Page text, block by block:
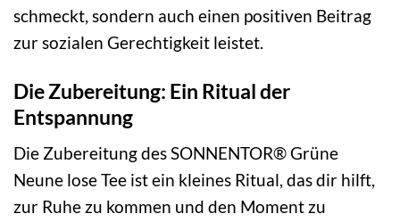
schmeckt, sondern auch einen positiven Beitrag
zur sozialen Gerechtigkeit leistet.
Die Zubereitung: Ein Ritual der
Entspannung
Die Zubereitung des SONNENTOR® Grüne
Neune lose Tee ist ein kleines Ritual, das dir hilft,
zur Ruhe zu kommen und den Moment zu